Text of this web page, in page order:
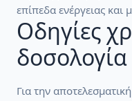
επίπεδα ενέργειας και
Οδηγίες
δοσολογία
Για την